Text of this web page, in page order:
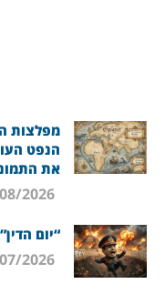
מפלצות
הנפט
את
“יום